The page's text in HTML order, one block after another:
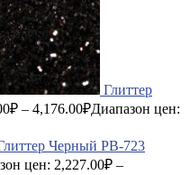
Глиттер
₽ – 4,176.00₽Диапазон цен:
Черный PB-723
цен: 2,227.00₽ –